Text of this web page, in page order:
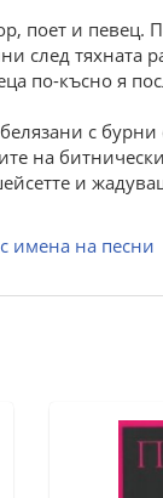
поет и
след
по-късно я
с
на
и
имена на песни